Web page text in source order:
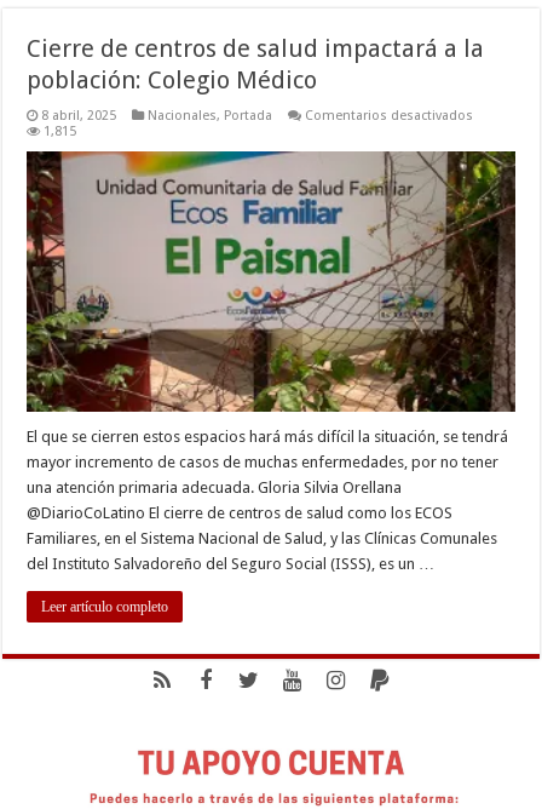
Cierre de centros de salud impactará a la
población: Colegio Médico
8 abril, 2025 Nacionales, Portada Comentarios desactivados
centros
de
salud
impactará
a
la
población:
Colegio
Médico
1,815
El que se cierren estos espacios hará más difícil la situación, se tendrá
mayor incremento de casos de muchas enfermedades, por no tener
una atención primaria adecuada. Gloria Silvia Orellana
@DiarioCoLatino El cierre de centros de salud como los ECOS
Familiares, en el Sistema Nacional de Salud, y las Clínicas Comunales
del Instituto Salvadoreño del Seguro Social (ISSS), es un …
Leer artículo completo